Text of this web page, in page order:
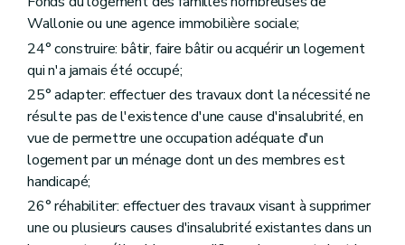
Art. 116
Section 9 Du budget, de la comptabilité, des programmes d'investissements
Sous-section première Du budget
Art. 117
Art. 118
Art. 119
Art. 120
Sous-section 2
De la comptabilité
Art. 121
Art. 122
Art. 124
Sous-section 3 Des programmes d'investissements
Art. 125
Wallonie ou une agence immobilière sociale;
24° construire: bâtir, faire bâtir ou acquérir un logement
qui n'a jamais été occupé;
25° adapter: effectuer des travaux dont la nécessité ne
résulte pas de l'existence d'une cause d'insalubrité, en
vue de permettre une occupation adéquate d'un
logement par un ménage dont un des membres est
handicapé;
26° réhabiliter: effectuer des travaux visant à supprimer
une ou plusieurs causes d'insalubrité existantes dans un